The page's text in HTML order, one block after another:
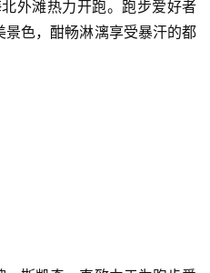
外滩热力开跑。跑步爱好者
色，酣畅淋漓享受暴汗的都